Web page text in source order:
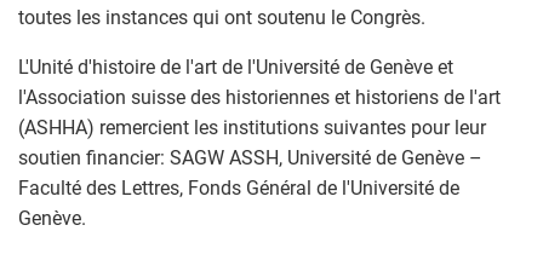
toutes les instances qui ont soutenu le Congrès.
L'Unité d'histoire de l'art de l'Université de Genève et
l'Association suisse des historiennes et historiens de l'art
(ASHHA) remercient les institutions suivantes pour leur
soutien financier: SAGW ASSH, Université de Genève –
Faculté des Lettres, Fonds Général de l'Université de
Genève.